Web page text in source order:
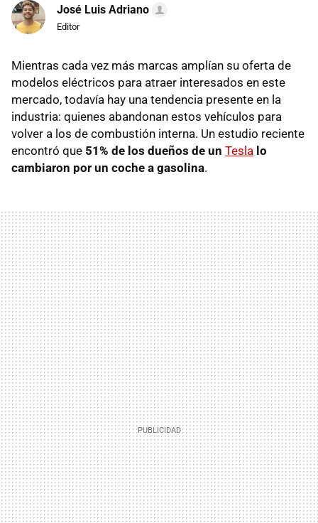
José Luis Adriano
Editor
Mientras cada vez más marcas amplían su oferta de
modelos eléctricos para atraer interesados en este
mercado, todavía hay una tendencia presente en la
industria: quienes abandonan estos vehículos para
volver a los de combustión interna. Un estudio reciente
encontró que 51% de los dueños de un Tesla lo
cambiaron por un coche a gasolina.